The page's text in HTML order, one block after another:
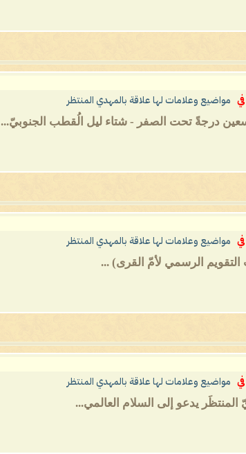
في مواضيع وعلامات لها علاقة بالمهدي المنتظر
درجةً تحت الصفر - شتاء ليل الُقطب الجنوبيّ...
في مواضيع وعلامات لها علاقة بالمهدي المنتظر
في مواضيع وعلامات لها علاقة بالمهدي المنتظر